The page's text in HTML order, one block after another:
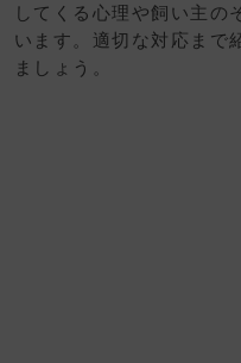
してくる心理や飼い主の
います。適切な対応まで
ましょう。